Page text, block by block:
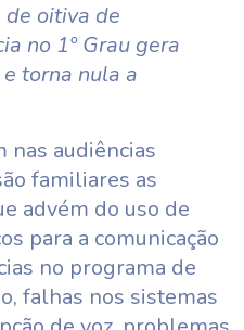
oitiva de
no 1º Grau gera
torna nula a
nas audiências
familiares as
advém do uso de
para a comunicação
no programa de
falhas nos sistemas